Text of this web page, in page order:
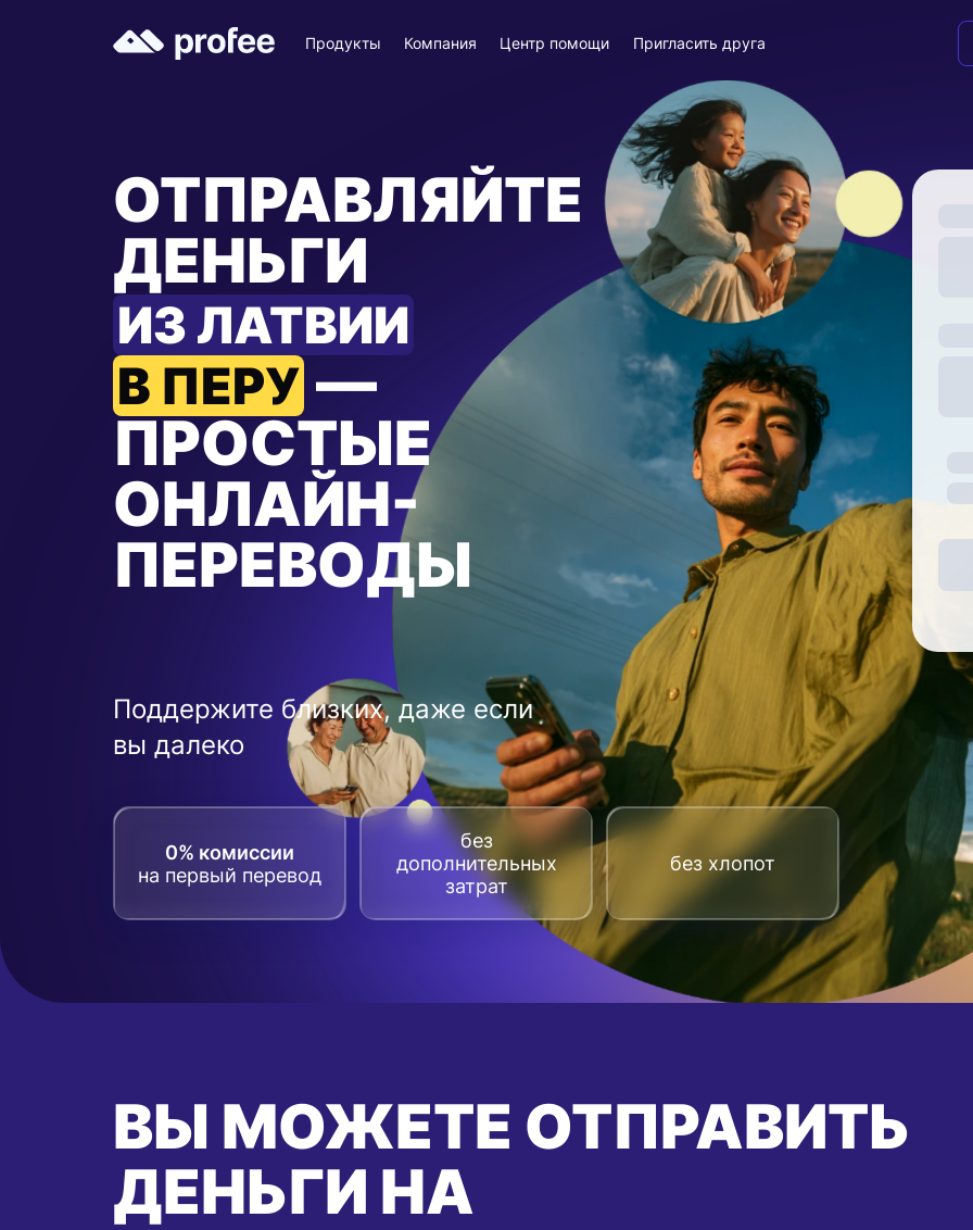
Продукты Компания Центр помощи Пригласить друга
ОТПРАВЛЯЙТЕ
ДЕНЬГИ
ИЗ ЛАТВИИ
В ПЕРУ —
ПРОСТЫЕ
ОНЛАЙН-
ПЕРЕВОДЫ
Поддержите близких, даже если
вы далеко
0% комиссии
на первый перевод
без
дополнительных
затрат
без хлопот
ВЫ МОЖЕТЕ ОТПРАВИТЬ
ДЕНЬГИ НА